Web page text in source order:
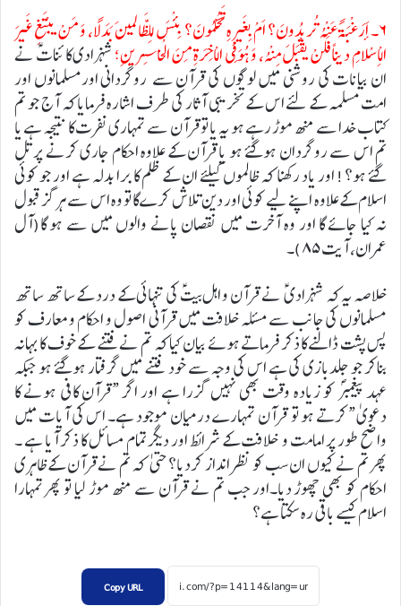
۶۔ أَرَغْبَةً عَنْهُ تُریدُونَ؟ اَمْ بِغَیرِهِ تَحْكُمُونَ؟ بِئْسَ لِلظَّالمینَ بَدَلاً، وَ مَنْ یبْتَغِ غَیرَ
الْاِسْلامِ دیناً فَلَنْ یقْبَلَ مِنْهُ، وَ هُوَ فِی الْاخِرَةِ مِنَ الْخاسِرینِ؛شہزادی کائناتؑ نے
ان بیانات کی روشنی میں لوگوں کی قرآن سے روگردانی اورمسلمانوں اور
امت مسلمہ کے لئے اس کے تخریبی آثار کی طرف اشارہ فرمایا کہ آج جو تم
کتاب خدا سے منھ موڑ رہے ہو یہ یا تو قرآن سے تمہاری نفرت کا نتیجہ ہے یا
تم اس سے روگردان ہوگئے ہو یا قرآن کے علاوہ احکام جاری کرنے پر تل
گئے ہو؟! اور یاد رکھنا کہ ظالموں کیلئے ان کے ظلم کا برا بدلہ ہے اور جو کوئی
اسلام کے علاوہ اپنے لیے کوئی اور دین تلاش کرے گا تو وہ اس سے ہرگز قبول
نہ کیا جائے گا اور وہ آخرت میں نقصان پانے والوں میں سے ہو گا(آل
عمران، آیت۸۵)۔
خلاصہ یہ کہ شہزادی ؑ نے قرآن و اہل بیتؑ کی تنہائی کے درد کے ساتھ ساتھ
مسلمانوں کی جانب سے مسئلہ خلافت میں قرآنی اصول و احکام و معارف کو
پس پشت ڈالنے کا ذکر فرماتے ہوئے بیان کیا کہ تم نےفتنے کے خوف کا بہانہ
بناکر جو جلدبازی کی ہے اس کی وجہ سے خود فتنے میں گرفتار ہوگئے ہو جبکہ
عہد پیغمبرؐ کو زیادہ وقت بھی نہیں گزرا ہے اور اگر “قرآن کافی ہونے کا
دعویٰ “کرتے ہو تو قرآن تمہارے درمیان موجود ہے۔ اس کی آیات میں
واضح طور پر امامت و خلافت کے شرائط اور دیگر تمام مسائل کا ذکر آیا ہے ۔
پھر تم نے کیوں ان سب کو نظر انداز کردیا؟ حتیٰ کہ تم نے قرآن کے ظاہری
احکام کو بھی چھوڑ دیا۔اور جب تم نے قرآن سے منھ موڑ لیا تو پھرتمہارا
اسلام کیسے باقی رہ سکتا ہے؟
Copy URL